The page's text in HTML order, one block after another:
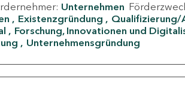
Unternehmen
Existenzgründung
Qualifizierung/
Forschung, Innovationen und
Unternehmensgründung